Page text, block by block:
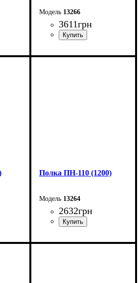
13266
3611грн
Ширина: 120 см
Полка ПН-110 (1200)
13264
2632грн
Ширина: 120 см